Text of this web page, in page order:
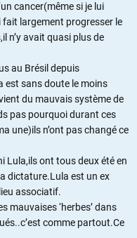
cancer(même si je lui
largement progresser le
n’y avait quasi plus de
au Brésil depuis
est sans doute le moins
du mauvais système de
pas pourquoi durant ces
une)ils n’ont pas changé ce
Lula,ils ont tous deux été en
dictature.Lula est un ex
associatif.
mauvaises ‘herbes’ dans
comme partout.Ce